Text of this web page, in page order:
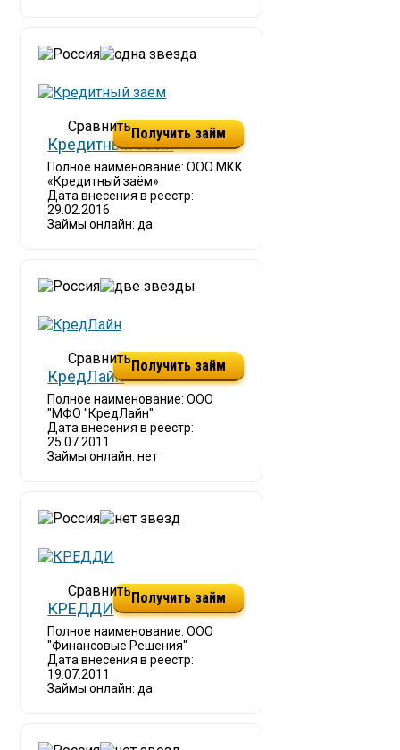
Кредитный заём
Полное наименование: ООО МКК
«Кредитный заём»
Дата внесения в реестр:
29.02.2016
Займы онлайн: да
Получить займ
КредЛайн
Полное наименование: ООО
"МФО "КредЛайн"
Дата внесения в реестр:
25.07.2011
Займы онлайн: нет
Получить займ
КРЕДДИ
Полное наименование: ООО
"Финансовые Решения"
Дата внесения в реестр:
19.07.2011
Займы онлайн: да
Получить займ